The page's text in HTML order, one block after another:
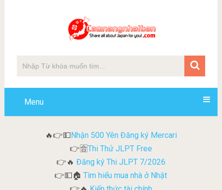
Menu
🔥👉💵Nhận 500 Yên Đăng ký Mercari
👉🈴Thi Thử JLPT Free
👉🔥 Đăng ký Thi JLPT 7/2026
👉💵🏠Tìm hiểu mua nhà ở Nhật